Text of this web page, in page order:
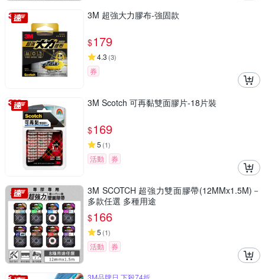
3M 超強大力膠布-強固款
$179
4.3 (3)
券
3M Scotch 可再黏雙面膠片-18片裝
$169
5 (1)
活動 券
3M SCOTCH 超強力雙面膠帶(12MMx1.5M)－
多款任選 多種用途
$166
5 (1)
活動 券